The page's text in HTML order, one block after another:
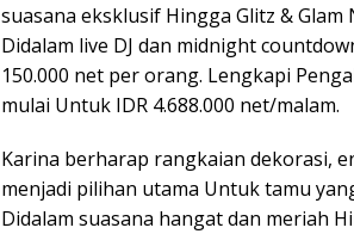
suasana eksklusif Hingga Glitz & Glam
Didalam live DJ dan midnight
150.000 net per orang. Lengkapi
mulai Untuk IDR 4.688.000 net/malam.
Karina berharap rangkaian dekorasi,
menjadi pilihan utama Untuk tamu
Didalam suasana hangat dan meriah